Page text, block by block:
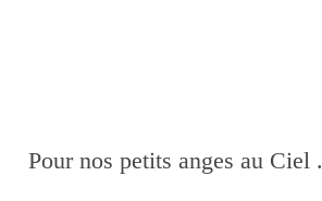
Pour nos petits anges au Ciel .